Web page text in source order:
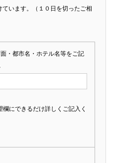
ています。（１０日を切ったご相
・都市名・ホテル名等をご記
欄にできるだけ詳しくご記入く